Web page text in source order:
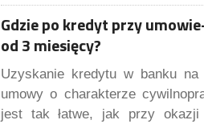
Gdzie po kredyt przy
od 3 miesięcy?
Uzyskanie kredytu w banku na
umowy o charakterze
jest tak łatwe, jak przy